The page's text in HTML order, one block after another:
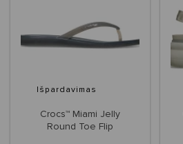
Išpardavimas
Crocs™ Miami Jelly
Round Toe Flip